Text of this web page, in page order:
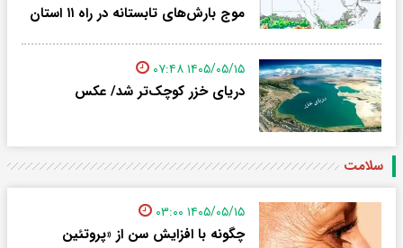
موج بارش‌های تابستانه در راه ۱۱ استان
۱۴۰۵/۰۵/۱۵ ۰۷:۴۸
دریای خزر کوچک‌تر شد/ عکس
سلامت
۱۴۰۵/۰۵/۱۵ ۰۳:۰۰
چگونه با افزایش سن از «پروتئین